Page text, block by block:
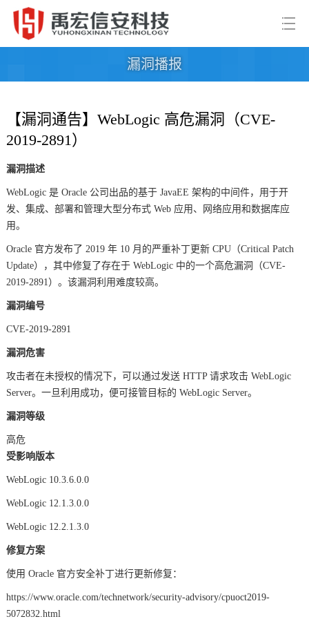
漏洞播报
【漏洞通告】WebLogic 高危漏洞（CVE-
2019-2891）
漏洞描述
WebLogic 是 Oracle 公司出品的基于 JavaEE 架构的中间件，用于开
发、集成、部署和管理大型分布式 Web 应用、网络应用和数据库应
用。
Oracle 官方发布了 2019 年 10 月的严重补丁更新 CPU（Critical Patch
Update），其中修复了存在于 WebLogic 中的一个高危漏洞（CVE-
2019-2891）。该漏洞利用难度较高。
漏洞编号
CVE-2019-2891
漏洞危害
攻击者在未授权的情况下，可以通过发送 HTTP 请求攻击 WebLogic
Server。一旦利用成功，便可接管目标的 WebLogic Server。
漏洞等级
高危
受影响版本
WebLogic 10.3.6.0.0
WebLogic 12.1.3.0.0
WebLogic 12.2.1.3.0
修复方案
使用 Oracle 官方安全补丁进行更新修复：
https://www.oracle.com/technetwork/security-advisory/cpuoct2019-
5072832.html